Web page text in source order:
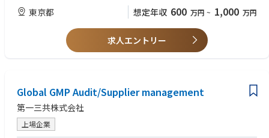
・データインテグリティガバナンス（ALCOA++）の強化に取り組む。
QA管理職に報告する。
・CSV関連のトレーニングプログラムを企画・開発・実施し、IT部門およ
従ったバリデーション活動を円滑に推進する。
・FDAのCSAガイダンスにおける「クリティカルシンキング」の概念に基
づき、迅速なシステム/アプリケーション導入に対応するCSVプロセスの効
率化を推進する。
・コンピューティングサービスプロバイダーの管理・デューデリジェンス
高い知識
・CSVライフサイクルおよびGAMP5方法論の専門知識
・リスクベースバリデーションおよびQMSプロセスの理解
・グローバルチームにおける高いプロジェクトマネジメントスキル
・クロスファンクショナルおよびグローバルチームでの豊富な業務経験
• 理系分野の学士号（Bachelor's degree, Scientific discipline）
• エンタープライズマインドセットを持ち、現状に疑問を持ち改善を推進
できる姿勢
• グローバルチームおよびクロスファンクショナル環境での協働能力
• リスクの特定・課題の整理・リスク軽減戦略の立案・QA管理職への適時
東京都 想定年収 600 万円 ~ 1,000 万円
求人エントリー
Global GMP Audit/Supplier management
第一三共株式会社
上場企業